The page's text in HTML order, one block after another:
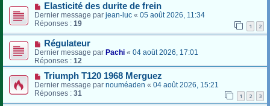
Elasticité des durite de frein
Dernier message par jean-luc « 05 août 2026, 11:34
Réponses : 19 1 2
Régulateur
Dernier message par Pachi « 04 août 2026, 17:01
Réponses : 12
Triumph T120 1968 Merguez
Dernier message par nouméaden « 04 août 2026, 15:21
Réponses : 31 1 2 3